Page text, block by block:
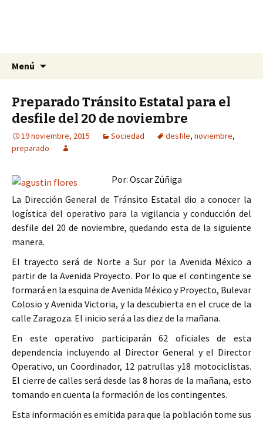
La Yunta de Tepic
La nueva opción en información
Menú
Preparado Tránsito Estatal para el
desfile del 20 de noviembre
19 noviembre, 2015 Sociedad desfile, noviembre,
preparado
Por: Oscar Zúñiga
La Dirección General de Tránsito Estatal dio a conocer la
logística del operativo para la vigilancia y conducción del
desfile del 20 de noviembre, quedando esta de la siguiente
manera.
El trayecto será de Norte a Sur por la Avenida México a
partir de la Avenida Proyecto. Por lo que el contingente se
formará en la esquina de Avenida México y Proyecto, Bulevar
Colosio y Avenida Victoria, y la descubierta en el cruce de la
calle Zaragoza. El inicio será a las diez de la mañana.
En este operativo participarán 62 oficiales de esta
dependencia incluyendo al Director General y el Director
Operativo, un Coordinador, 12 patrullas y18 motociclistas.
El cierre de calles será desde las 8 horas de la mañana, esto
tomando en cuenta la formación de los contingentes.
Esta información es emitida para que la población tome sus